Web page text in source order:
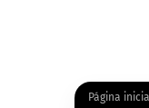
Página